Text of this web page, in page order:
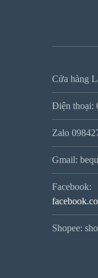
Cửa hàng
Điện thoại:
Zalo
Gmail:
Facebook:
Shopee: